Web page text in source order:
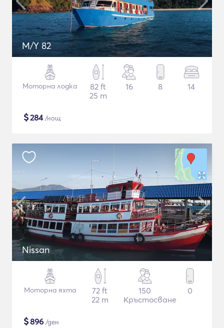
M/Y 82
Моторна лодка
82 ft
25 m
16 8 14
$284/нощ
Nissan
Моторна яхта
72 ft
22 m
150
Кръстосване
0
$896 /ден